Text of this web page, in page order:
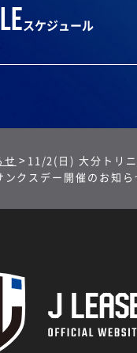
スケジュール
せ > 11/2(日) 大分トリ
ンクスデー開催のお知ら